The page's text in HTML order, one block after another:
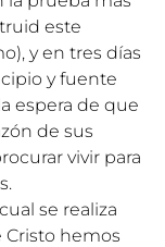
este
y en tres días
y fuente
espera de que
de sus
vivir para
se realiza
hemos